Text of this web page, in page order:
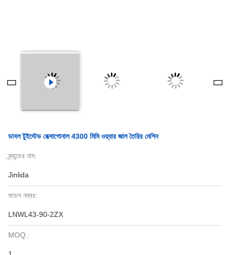
ডাবল টুইস্টেড হেক্সাগোনাল 4300 মিমি ওয়্যার জাল তৈরির মেশিন
ব্র্যান্ডের নাম:
Jinlida
মডেল নম্বর:
LNWL43-90-2ZX
MOQ.: